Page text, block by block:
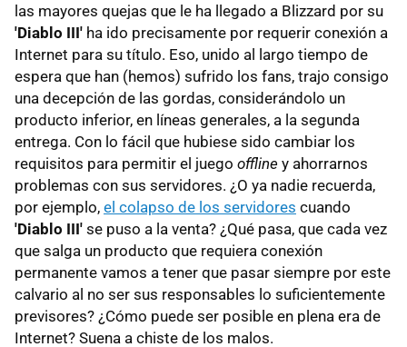
las mayores quejas que le ha llegado a Blizzard por su
'Diablo III' ha ido precisamente por requerir conexión a
Internet para su título. Eso, unido al largo tiempo de
espera que han (hemos) sufrido los fans, trajo consigo
una decepción de las gordas, considerándolo un
producto inferior, en líneas generales, a la segunda
entrega. Con lo fácil que hubiese sido cambiar los
requisitos para permitir el juego offline y ahorrarnos
problemas con sus servidores. ¿O ya nadie recuerda,
por ejemplo, el colapso de los servidores cuando
'Diablo III' se puso a la venta? ¿Qué pasa, que cada vez
que salga un producto que requiera conexión
permanente vamos a tener que pasar siempre por este
calvario al no ser sus responsables lo suficientemente
previsores? ¿Cómo puede ser posible en plena era de
Internet? Suena a chiste de los malos.